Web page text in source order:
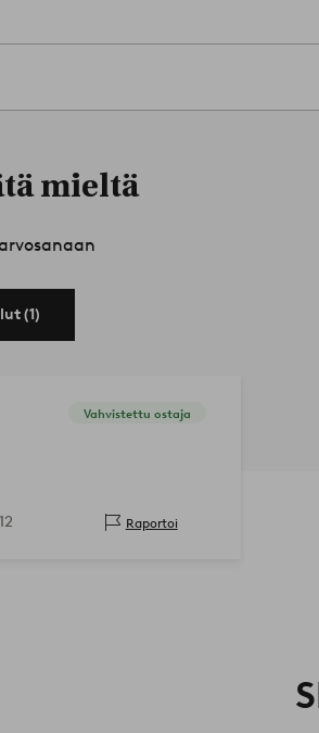
mieltä
(1)
Vahvistettu ostaja
Raportoi